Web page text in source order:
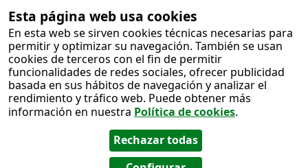
Esta página web usa cookies
En esta web se sirven cookies técnicas necesarias para
permitir y optimizar su navegación. También se usan
cookies de terceros con el fin de permitir
funcionalidades de redes sociales, ofrecer publicidad
basada en sus hábitos de navegación y analizar el
rendimiento y tráfico web. Puede obtener más
información en nuestra Política de cookies.